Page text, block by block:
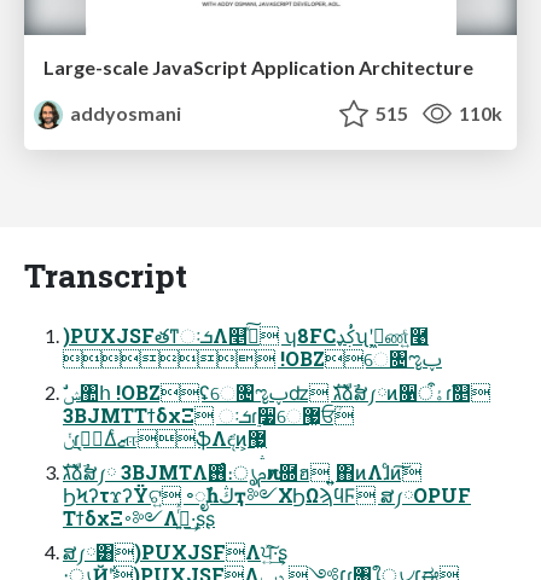
Large-scale JavaScript Application Architecture
addyosmani
515 110k
Transcript
)PUXJSFతͳઃܭΛ௥ٻͯ͠ ʮ8FCࢴࣳډʯʹߦ͖ண͍ͨ࿩
 !OBZେ৔ೡࢠ
3BJMTΤϯδχΞ ઃܭɾ࣮૷େ޷͖ਓؒ
ݩɾڝٕ͔ΔͨޒஈֆΛඳ͘ͷ͕޷͖
גࣜձࣾສ༿ 3BJMTΛ࢖ͬͨ։ൃࢧԉͷ࿝ฮ ͍͍΋ͷΛɺͨͷ͘͠
ϦϞʔτϫʔΫଟ͍ ৽ೖࣾһڭҭ༻ΧϦΩϡϥϜ ສ༿OPUF
ΤϯδχΞ࠾༻Λߦ͍ͬͯ·͢ʂʂ
ສ༿͸)PUXJSFΛਪ͍ͯ͠·͢ʂ
։ൃҊ݅ʹ)PUXJSFΛ׆༻ ݚڀɾ৘ใൃ৴׆ಈ